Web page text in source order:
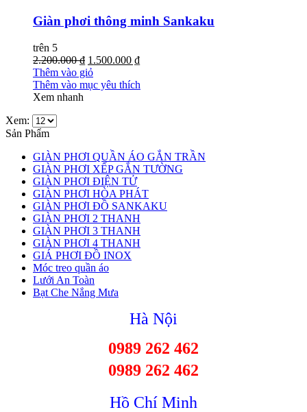
Giàn phơi thông minh Sankaku
trên 5
2.200.000 ₫ 1.500.000 ₫
Thêm vào giỏ
Thêm vào mục yêu thích
Xem nhanh
Xem:
Sản Phẩm
GIÀN PHƠI QUẦN ÁO GẮN TRẦN
GIÀN PHƠI XẾP GẮN TƯỜNG
GIÀN PHƠI ĐIỆN TỬ
GIÀN PHƠI HÒA PHÁT
GIÀN PHƠI ĐỒ SANKAKU
GIÀN PHƠI 2 THANH
GIÀN PHƠI 3 THANH
GIÀN PHƠI 4 THANH
GIÁ PHƠI ĐỒ INOX
Móc treo quần áo
Lưới An Toàn
Bạt Che Nắng Mưa
Hà Nội
0989 262 462
0989 262 462
Hồ Chí Minh